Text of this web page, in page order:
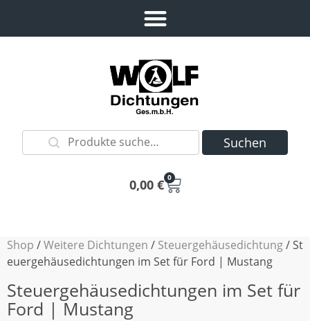
Suchen
0,00 € 0
Shop /Weitere Dichtungen / Steuergehäusedichtung/ St
euergehäusedichtungen im Set für Ford | Mustang
Steuergehäusedichtungen im Set für
Ford | Mustang